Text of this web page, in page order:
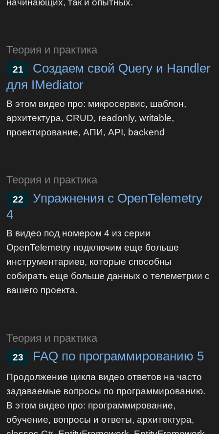
Теория и практика
21
Создаем свой Query и Handler
для IMediator
В этом видео про: микросервис, шаблон,
архитектура, CRUD, readonly, writable,
проектирование, АПИ, API, backend
Теория и практика
22
Упражнения с OpenTelemetry
4
В видео под номером 4 из серии
OpenTelemetry подключим еще больше
инструментариев, которые способны
собирать еще больше данных о телеметрии с
вашего проекта.
Теория и практика
23 FAQ по программированию 5
Продолжение цикла видео ответов на часто
задаваемые вопросы по программированию.
В этом видео про: программирование,
обучение, вопросы и ответы, архитектура,